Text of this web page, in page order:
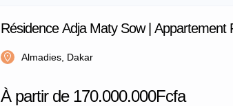
Résidence Adja Maty Sow | Appartement
Almadies, Dakar
À partir de 170.000.000Fcfa